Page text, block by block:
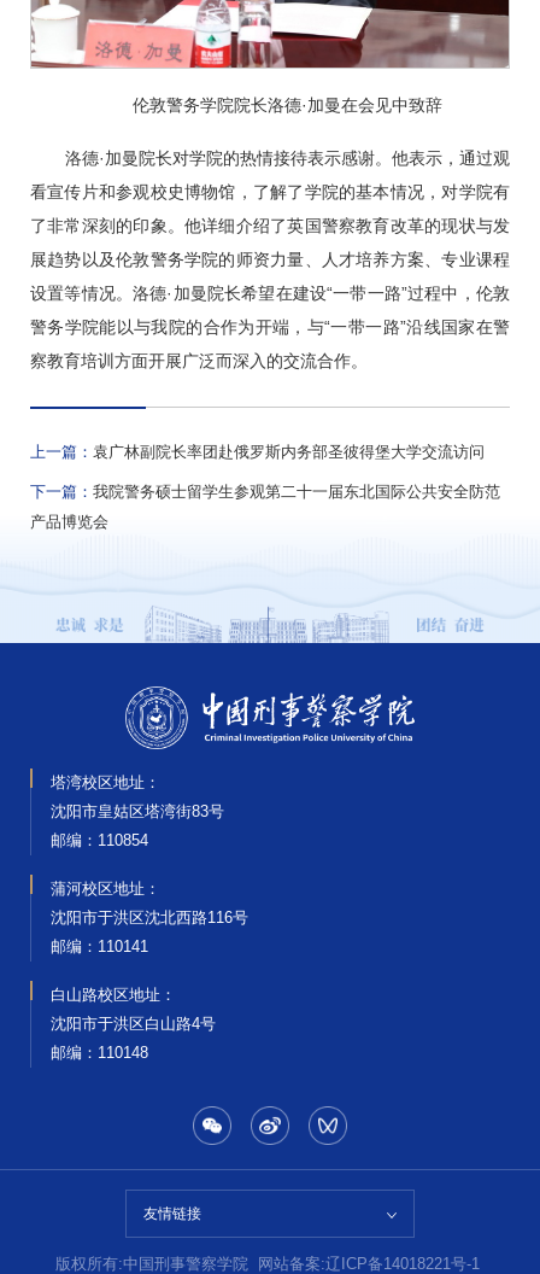
伦敦警务学院院长洛德·加曼在会见中致辞
洛德·加曼院长对学院的热情接待表示感谢。他表示，通过观
看宣传片和参观校史博物馆，了解了学院的基本情况，对学院有
了非常深刻的印象。他详细介绍了英国警察教育改革的现状与发
展趋势以及伦敦警务学院的师资力量、人才培养方案、专业课程
设置等情况。洛德·加曼院长希望在建设“一带一路”过程中，伦敦
警务学院能以与我院的合作为开端，与“一带一路”沿线国家在警
察教育培训方面开展广泛而深入的交流合作。
上一篇： 袁广林副院长率团赴俄罗斯内务部圣彼得堡大学交流访问
下一篇： 我院警务硕士留学生参观第二十一届东北国际公共安全防范
产品博览会
塔湾校区地址：
沈阳市皇姑区塔湾街83号
邮编‌：110854
蒲河校区地址：
沈阳市于洪区沈北西路116号
邮编‌：110141
白山路校区地址：
沈阳市于洪区白山路4号
邮编‌：110148
版权所有:中国刑事警察学院 网站备案:辽ICP备14018221号-1
友情链接